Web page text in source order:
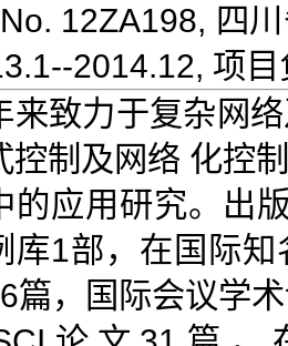
12ZA198, 四
2014.12, 项
来致力于复杂网
控制及网络 化控
的应用研究。出
库1部，在国际
篇，国际会议学